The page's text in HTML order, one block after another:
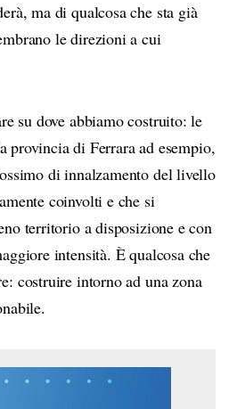
ma di qualcosa che sta già
le direzioni a cui
su dove abbiamo costruito: le
provincia di Ferrara ad esempio,
di innalzamento del livello
coinvolti e che si
territorio a disposizione e con
intensità. È qualcosa che
costruire intorno ad una zona